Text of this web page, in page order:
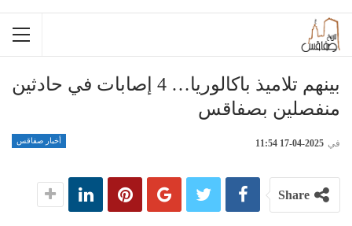
بينهم تلاميذ باكالوريا… 4 إصابات في حادثين
منفصلين بصفاقس
أخبار صفاقس في 2025-04-17 11:54
Share